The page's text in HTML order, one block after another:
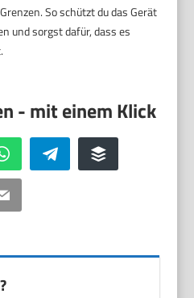
So schützt du das Gerät
und sorgst dafür, dass es
WhatsApp Telegram Buffer
Email